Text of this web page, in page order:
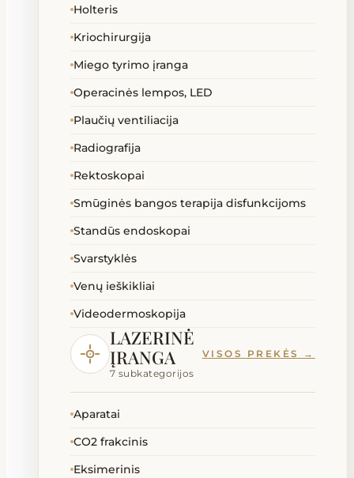
Holteris
Kriochirurgija
Miego tyrimo įranga
Operacinės lempos, LED
Plaučių ventiliacija
Radiografija
Rektoskopai
Smūginės bangos terapija disfunkcijoms
Standūs endoskopai
Svarstyklės
Venų ieškikliai
Videodermoskopija
LAZERINĖ
ĮRANGA
7 subkategorijos
VISOS PREKĖS →
Aparatai
CO2 frakcinis
Eksimerinis